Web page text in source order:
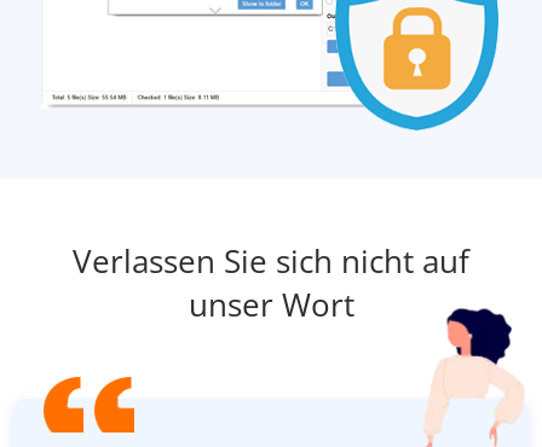
Verlassen Sie sich nicht auf
unser Wort